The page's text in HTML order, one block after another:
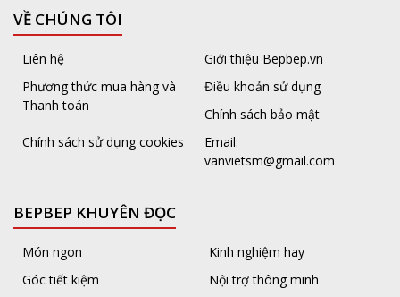
VỀ CHÚNG TÔI
Liên hệ
Giới thiệu Bepbep.vn
Phương thức mua hàng và
Thanh toán
Điều khoản sử dụng
Chính sách bảo mật
Chính sách sử dụng cookies
Email:
vanvietsm@gmail.com
BEPBEP KHUYÊN ĐỌC
Món ngon
Kinh nghiệm hay
Góc tiết kiệm
Nội trợ thông minh